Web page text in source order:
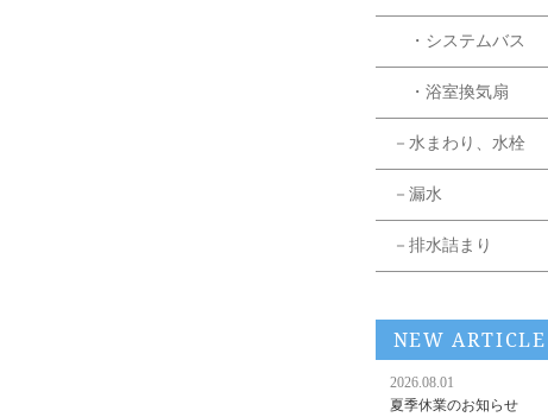
・システムバス
・浴室換気扇
－水まわり、水栓
－漏水
－排水詰まり
NEW ARTICLE
2026.08.01
夏季休業のお知らせ